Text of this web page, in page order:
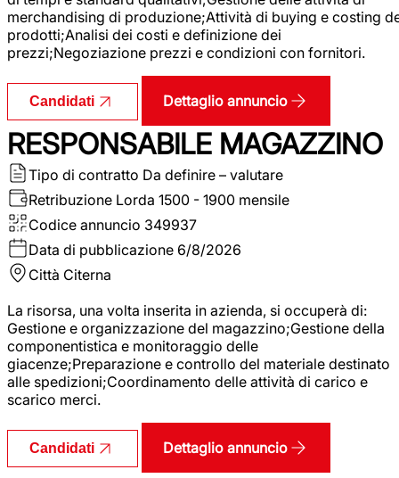
merchandising di produzione;Attività di buying e costing
prodotti;Analisi dei costi e definizione dei
prezzi;Negoziazione prezzi e condizioni con fornitori.
Candidati Dettaglio annuncio
RESPONSABILE MAGAZZINO
Tipo di contratto Da definire – valutare
Retribuzione Lorda 1500 - 1900 mensile
Codice annuncio 349937
Data di pubblicazione 6/8/2026
Città Citerna
La risorsa, una volta inserita in azienda, si occuperà di:
Gestione e organizzazione del magazzino;Gestione della
componentistica e monitoraggio delle
giacenze;Preparazione e controllo del materiale destinato
alle spedizioni;Coordinamento delle attività di carico e
scarico merci.
Candidati Dettaglio annuncio